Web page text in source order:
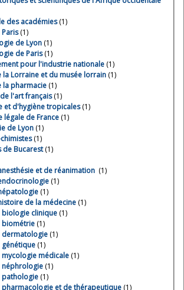
des académies(1)
(1)
de Lyon (1)
de Paris(1)
pour l'industrie nationale (1)
la Lorraine et du musée lorrain (1)
la pharmacie (1)
l'art français(1)
et d'hygiène tropicales(1)
légale de France (1)
de Lyon (1)
(1)
de Bucarest(1)
et de réanimation (1)
(1)
(1)
de la médecine (1)
biologie clinique (1)
biométrie (1)
dermatologie (1)
génétique (1)
mycologie médicale (1)
néphrologie (1)
pathologie (1)
pharmacologie et de thérapeutique (1)